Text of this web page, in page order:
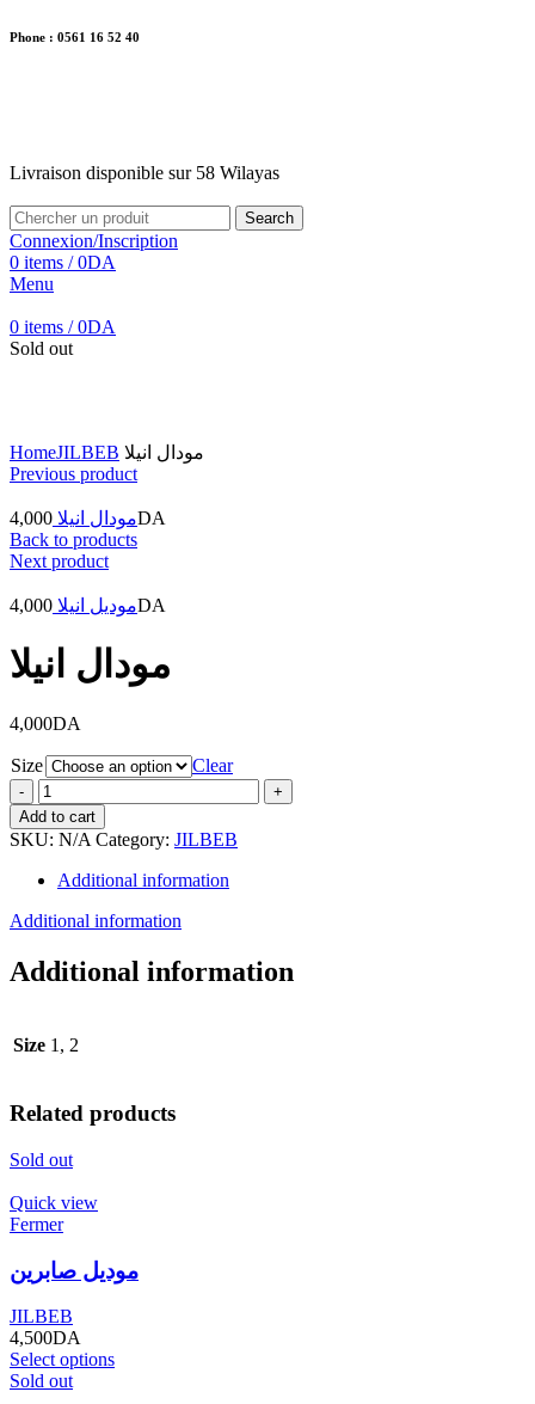
Phone : 0561 16 52 40
Livraison disponible sur 58 Wilayas
Search
Connexion/Inscription
0 items / 0DA
Menu
0 items / 0DA
Sold out
HomeJILBEB مودال انيلا
Previous product
مودال انيلا 4,000
DA
Back to products
Next product
موديل انيلا 4,000 DA
مودال انيلا
4,000DA
Size
Clear
مودال
انيلا
quantity
Add to cart
SKU: N/A Category: JILBEB
Additional information
Additional information
Additional information
Size 1, 2
Related products
Sold out
Quick view
Fermer
موديل صابرين
JILBEB
4,500DA
Select options
Sold out